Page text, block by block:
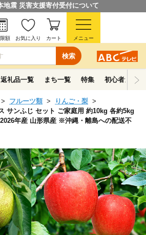
地震 災害支援寄付受付について
検索
限額 お気に入り カート メニュー
返礼品一覧 まち一覧 特集 初心者ガイド
フルーツ類
りんご・梨
サンふじ セット ご家庭用 約10kg 各約5kg
年産 山形県産 ※沖縄・離島への配送不